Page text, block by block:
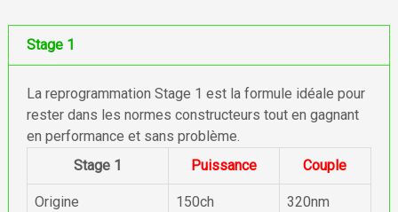
Stage 1
La reprogrammation Stage 1 est la formule idéale pour
rester dans les normes constructeurs tout en gagnant
en performance et sans problème.
Stage 1
Puissance Couple
Origine 150ch 320nm